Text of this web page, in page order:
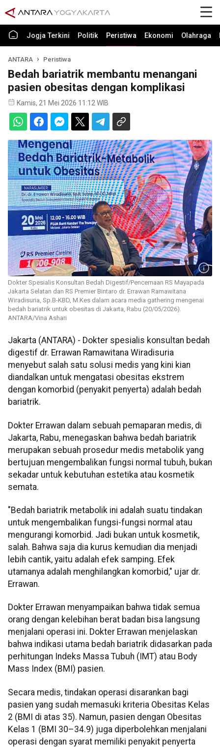
Jogja Terkini Politik Peristiwa Ekonomi Olahraga
ANTARA Peristiwa
Bedah bariatrik membantu menangani
pasien obesitas dengan komplikasi
Kamis, 21 Mei 2026 11:12 WIB
Dokter Spesialis Konsultan Bedah Digestif/Pencernaan RS Mayapada
Jakarta Selatan dan RS Premier Bintaro dr. Errawan Ramawitana
Wiradisuria, Sp.B-KBD, M.Kes dalam acara media gathering mengenai
bedah bariatrik untuk obesitas di Jakarta, Rabu (20/05/2026).
ANTARA/Vina Ashari
Jakarta (ANTARA) - Dokter spesialis konsultan bedah
digestif dr. Errawan Ramawitana Wiradisuria
menyebut salah satu solusi medis yang kini kian
diandalkan untuk mengatasi obesitas ekstrem
dengan komorbid (penyakit penyerta) adalah bedah
bariatrik.
Dokter Errawan dalam sebuah pemaparan medis, di
Jakarta, Rabu, menegaskan bahwa bedah bariatrik
merupakan sebuah prosedur medis metabolik yang
bertujuan mengembalikan fungsi normal tubuh, bukan
sekadar untuk kebutuhan estetika atau kosmetik
semata.
"Bedah bariatrik metabolik ini adalah suatu tindakan
untuk mengembalikan fungsi-fungsi normal atau
mengurangi komorbid. Jadi bukan untuk kosmetik,
salah. Bahwa saja dia kurus kemudian dia menjadi
lebih cantik, yaitu adalah efek samping. Efek
utamanya adalah menghilangkan komorbid," ujar dr.
Errawan.
Dokter Errawan menyampaikan bahwa tidak semua
orang dengan kelebihan berat badan bisa langsung
menjalani operasi ini. Dokter Errawan menjelaskan
bahwa indikasi utama bedah bariatrik didasarkan pada
perhitungan Indeks Massa Tubuh (IMT) atau Body
Mass Index (BMI) pasien.
Secara medis, tindakan operasi disarankan bagi
pasien yang sudah memasuki kriteria Obesitas Kelas
2 (BMI di atas 35). Namun, pasien dengan Obesitas
Kelas 1 (BMI 30–34.9) juga diperbolehkan menjalani
operasi dengan syarat memiliki penyakit penyerta